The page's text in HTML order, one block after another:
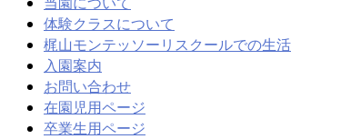
体験クラスについて
梶山モンテッソーリスクールでの生活
入園案内
お問い合わせ
在園児用ページ
卒業生用ページ